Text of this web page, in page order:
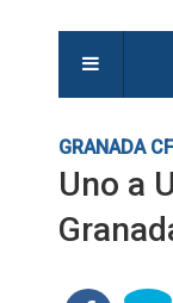
GRANADA CF
Uno a